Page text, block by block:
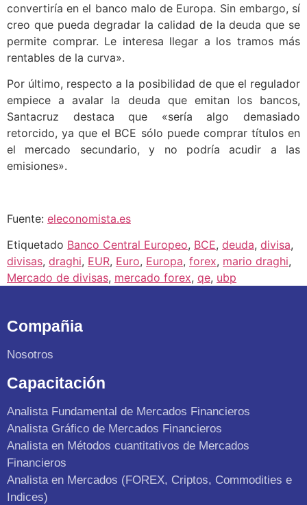
convertiría en el banco malo de Europa. Sin embargo, sí
creo que pueda degradar la calidad de la deuda que se
permite comprar. Le interesa llegar a los tramos más
rentables de la curva».
Por último, respecto a la posibilidad de que el regulador
empiece a avalar la deuda que emitan los bancos,
Santacruz destaca que «sería algo demasiado
retorcido, ya que el BCE sólo puede comprar títulos en
el mercado secundario, y no podría acudir a las
emisiones».
Fuente: eleconomista.es
Etiquetado Banco Central Europeo, BCE, deuda, divisa,
divisas, draghi, EUR, Euro, Europa, forex, mario draghi,
Mercado de divisas, mercado forex, qe, ubp
Compañia
Nosotros
Capacitación
Analista Fundamental de Mercados Financieros
Analista Gráfico de Mercados Financieros
Analista en Métodos cuantitativos de Mercados
Financieros
Analista en Mercados (FOREX, Criptos, Commodities e
Indices)